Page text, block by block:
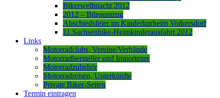
Bikerweihnacht 2012
2012 – Büroumzug
Abschiedsfeier im Kinderkurheim Volkersdorf
11.Sachsenbike-Heimkinderausfahrt 2012
Links
Motorradclubs, Vereine/Verbände
Motorradhersteller und Importeure
Motorradzubehör
Motorradreisen, Unterkünfte
Private Biker-Seiten
Termin eintragen